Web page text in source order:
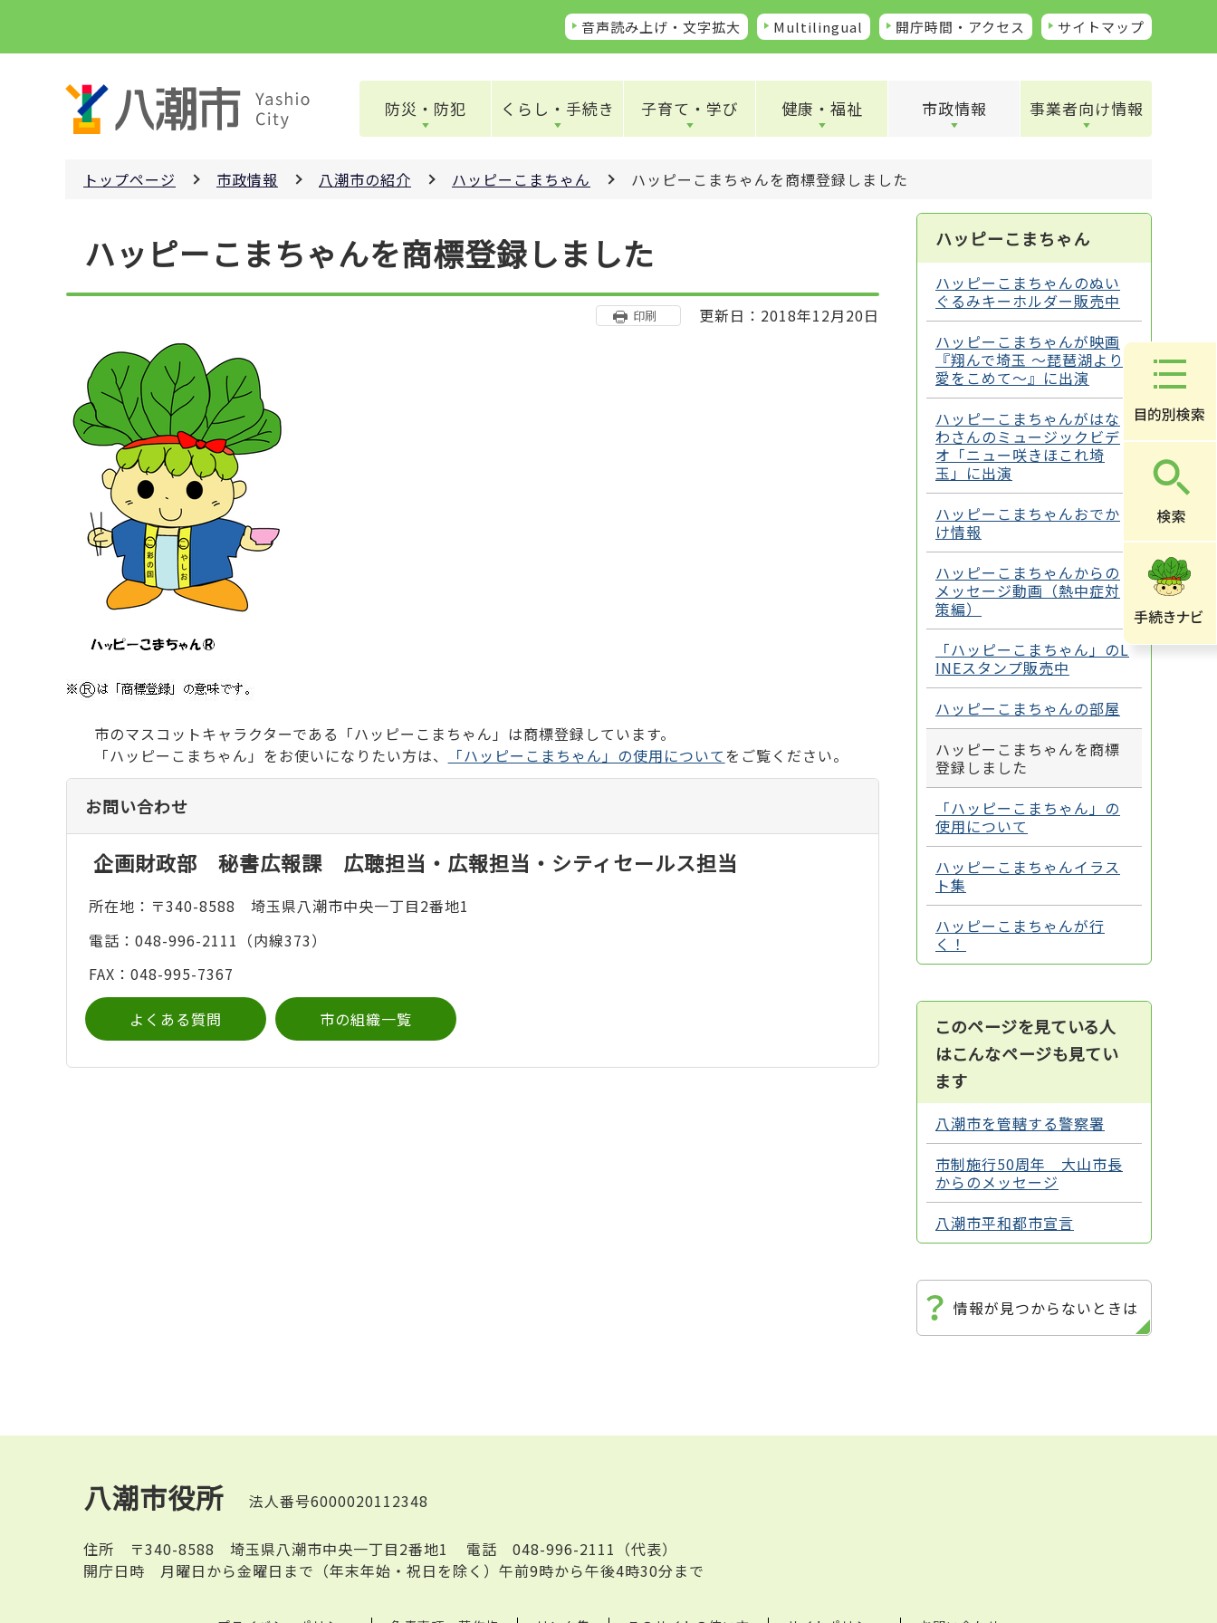
ペ
音声読み上げ・文字拡大 Multilingual 開庁時間・アクセス サイトマップ
防災・防犯 くらし・手続き 子育て・学び 健康・福祉 市政情報 事業者向け情報
トップページ 市政情報 八潮市の紹介 ハッピーこまちゃん ハッピーこまちゃんを商標登録しました
ハッピーこまちゃんを商標登録しました
印刷 更新日：2018年12月20日
市のマスコットキャラクターである「ハッピーこまちゃん」は商標登録しています。
「ハッピーこまちゃん」をお使いになりたい方は、
「ハッピーこまちゃん」の使用についてをご覧ください。
お問い合わせ
企画財政部 秘書広報課 広聴担当・広報担当・シティセールス担当
所在地：〒340-8588 埼玉県八潮市中央一丁目2番地1
電話：048-996-2111（内線373）
FAX：048-995-7367
よくある質問 市の組織一覧
ハッピーこまちゃん
ハッピーこまちゃんのぬい
ぐるみキーホルダー販売中
ハッピーこまちゃんが映画
『翔んで埼玉 ～琵琶湖より
愛をこめて～』に出演
ハッピーこまちゃんがはな
わさんのミュージックビデ
オ「ニュー咲きほこれ埼
玉」に出演
ハッピーこまちゃんおでか
け情報
ハッピーこまちゃんからの
メッセージ動画（熱中症対
策編）
「ハッピーこまちゃん」のL
INEスタンプ販売中
ハッピーこまちゃんの部屋
ハッピーこまちゃんを商標
登録しました
「ハッピーこまちゃん」の
使用について
ハッピーこまちゃんイラス
ト集
ハッピーこまちゃんが行
く！
このページを見ている人
はこんなページも見てい
ます
八潮市を管轄する警察署
市制施行50周年 大山市長
からのメッセージ
八潮市平和都市宣言
情報が見つからないときは
八潮市役所 法人番号6000020112348
住所 〒340-8588 埼玉県八潮市中央一丁目2番地1 電話 048-996-2111（代表）
開庁日時 月曜日から金曜日まで（年末年始・祝日を除く）午前9時から午後4時30分まで